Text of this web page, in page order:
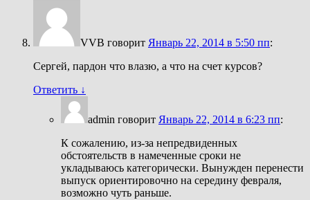
VVB говорит Январь 22, 2014 в 5:50 пп:
Сергей, пардон что влазю, а что на счет курсов?
Ответить ↓
admin говорит Январь 22, 2014 в 6:23 пп:
К сожалению, из-за непредвиденных
обстоятельств в намеченные сроки не
укладываюсь категорически. Вынужден перенести
выпуск ориентировочно на середину февраля,
возможно чуть раньше.